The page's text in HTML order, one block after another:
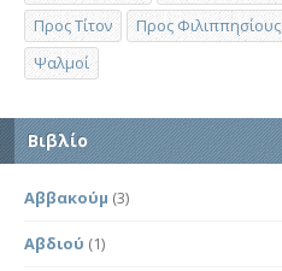
Προς Τίτον
Προς Φιλιππησίους
Ψαλμοί
Βιβλίο
Αββακούμ (3)
Αβδιού (1)